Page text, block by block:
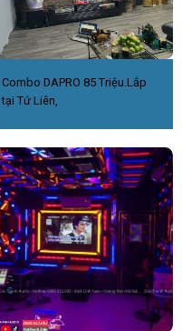
Combo DAPRO 85 Triệu.Lắp
tại Tứ Liên,